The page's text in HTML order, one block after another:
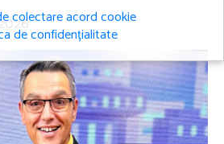
colectare acord cookie
de confidențialitate